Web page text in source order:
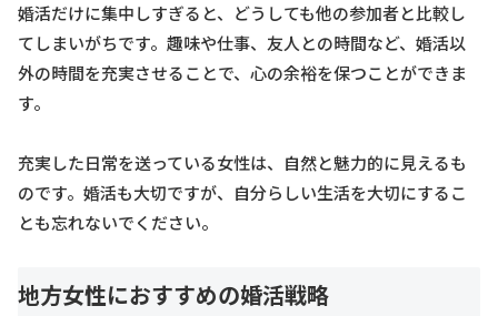
婚活だけに集中しすぎると、どうしても他の参加者と比較し
てしまいがちです。趣味や仕事、友人との時間など、婚活以
外の時間を充実させることで、心の余裕を保つことができま
す。
充実した日常を送っている女性は、自然と魅力的に見えるも
のです。婚活も大切ですが、自分らしい生活を大切にするこ
とも忘れないでください。
地方女性におすすめの婚活戦略